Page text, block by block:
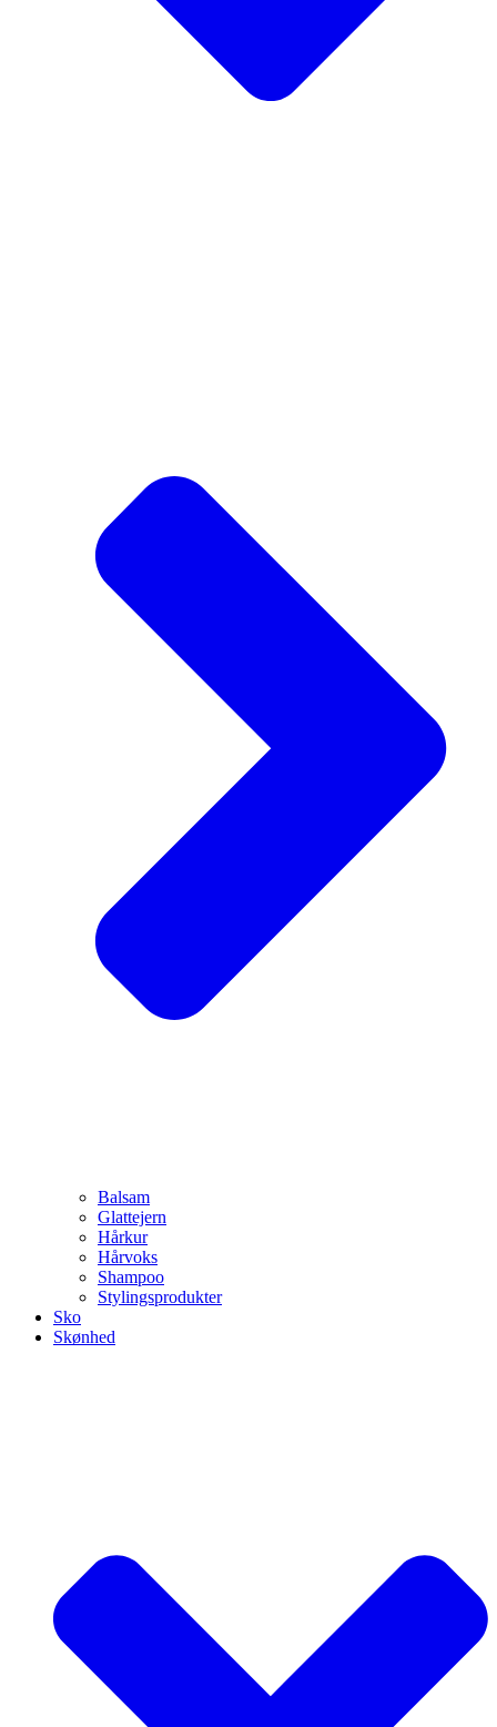
Balsam
Glattejern
Hårkur
Hårvoks
Shampoo
Stylingsprodukter
Sko
Skønhed